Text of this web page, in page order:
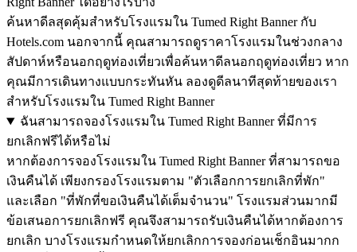
ค้นหาดีลสุดคุ้มสำหรับโรงแรมใน Tumed Right Banner กับ
Hotels.com นอกจากนี้ คุณสามารถดูราคาโรงแรมในช่วงกลาง
สัปดาห์หรือนอกฤดูท่องเที่ยวเพื่อค้นหาดีลนอกฤดูท่องเที่ยว หาก
คุณมีการเดินทางแบบกระทันหัน ลองดูดีลนาทีสุดท้ายของเรา
สำหรับโรงแรมใน Tumed Right Banner
ฉันสามารถจองโรงแรมใน Tumed Right Banner ที่มีการ
ยกเลิกฟรีได้หรือไม่
หากต้องการจองโรงแรมใน Tumed Right Banner ที่สามารถขอ
เงินคืนได้ เพียงกรองโรงแรมตาม "ตัวเลือกการยกเลิกที่พัก"
และเลือก "ที่พักที่ขอเงินคืนได้เต็มจำนวน" โรงแรมส่วนมากมี
ข้อเสนอการยกเลิกฟรี คุณจึงสามารถรับเงินคืนได้หากต้องการ
ยกเลิก บางโรงแรมกำหนดให้ยกเลิกการจองก่อนเช็กอินมากก